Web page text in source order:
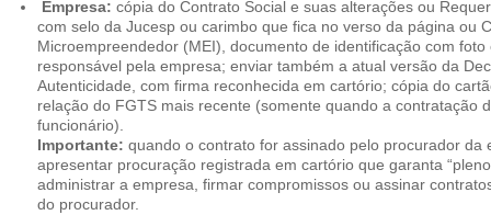
Empresa: cópia do Contrato Social e suas alterações ou
com selo da Jucesp ou carimbo que fica no verso da página ou
Microempreendedor (MEI), documento de identificação com foto
responsável pela empresa; enviar também a atual versão da
Autenticidade, com firma reconhecida em cartório; cópia do
relação do FGTS mais recente (somente quando a contratação
funcionário).
Importante: quando o contrato for assinado pelo procurador da
apresentar procuração registrada em cartório que garanta
administrar a empresa, firmar compromissos ou assinar
do procurador.